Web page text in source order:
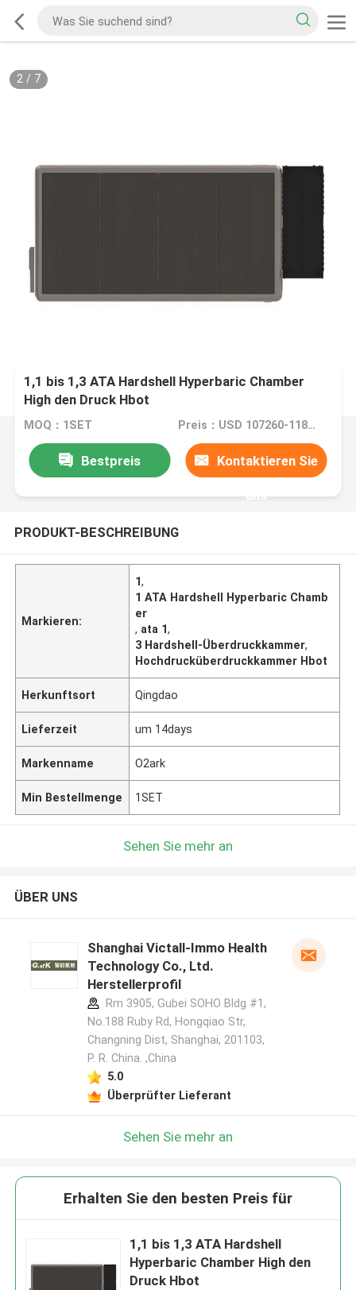
2/ 7
1,1 bis 1,3 ATA Hardshell Hyperbaric Chamber
High den Druck Hbot
MOQ：1SET Preis：USD 107260-118920/set
Bestpreis Kontaktieren Sie
uns
PRODUKT-BESCHREIBUNG
Markieren:
1,
1 ATA Hardshell Hyperbaric Chamb
er
, ata 1,
3 Hardshell-Überdruckkammer,
Hochdrucküberdruckkammer Hbot
Herkunftsort Qingdao
Lieferzeit um 14days
Markenname O2ark
Min Bestellmenge 1SET
Sehen Sie mehr an
ÜBER UNS
Shanghai Victall-Immo Health
Technology Co., Ltd.
Herstellerprofil
Rm 3905, Gubei SOHO Bldg #1,
No.188 Ruby Rd, Hongqiao Str,
Changning Dist, Shanghai, 201103,
P. R. China. ,China
5.0
Überprüfter Lieferant
Sehen Sie mehr an
Erhalten Sie den besten Preis für
1,1 bis 1,3 ATA Hardshell
Hyperbaric Chamber High den
Druck Hbot